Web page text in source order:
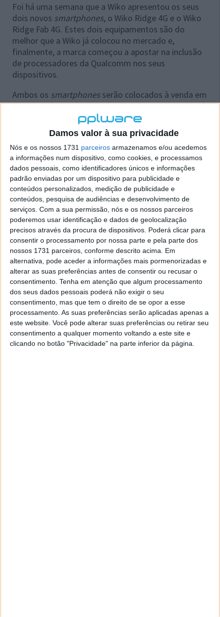
Damos valor à sua privacidade
Nós e os nossos 1731 parceiros armazenamos e/ou acedemos
a informações num dispositivo, como cookies, e processamos
dados pessoais, como identificadores únicos e informações
padrão enviadas por um dispositivo para publicidade e
conteúdos personalizados, medição de publicidade e
conteúdos, pesquisa de audiências e desenvolvimento de
serviços. Com a sua permissão, nós e os nossos parceiros
poderemos usar identificação e dados de geolocalização
precisos através da procura de dispositivos. Poderá clicar para
consentir o processamento por nossa parte e pela parte dos
nossos 1731 parceiros, conforme descrito acima. Em
alternativa, pode aceder a informações mais pormenorizadas e
alterar as suas preferências antes de consentir ou recusar o
consentimento. Tenha em atenção que algum processamento
dos seus dados pessoais poderá não exigir o seu
consentimento, mas que tem o direito de se opor a esse
processamento. As suas preferências serão aplicadas apenas a
este website. Você pode alterar suas preferências ou retirar seu
consentimento a qualquer momento voltando a este site e
clicando no botão "Privacidade" na parte inferior da página.
Foi há uma semana que a Wiko apresentou os seus
dois novos smartphones, o Wiko Ridge 4G e o Wiko
Ridge Fab 4G. Estes dois equipamentos são do
melhor que a Wiko já colocou no mercado e,
finalmente, a marca começou a apostar na inclusão
de processadores da Qualcomm nos seus
dispositivos.
Ambos os smartphones serão colocados à venda em
Portugal já no próximo mês de Março e o Pplware já
tem consigo o Wiko Ridge 4G para mais uma análise.
Assista aounboxinge conheça algumas das suas
principais características.